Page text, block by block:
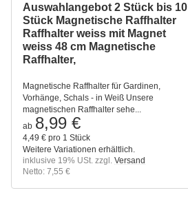
Auswahlangebot 2 Stück bis 10
Stück Magnetische Raffhalter
Raffhalter weiss mit Magnet
weiss 48 cm Magnetische
Raffhalter,
Magnetische Raffhalter für Gardinen,
Vorhänge, Schals - in Weiß Unsere
magnetischen Raffhalter sehe...
ab 8,99 €
4,49 € pro 1 Stück
Weitere Variationen erhältlich.
inklusive 19% USt. zzgl. Versand
Netto: 7,55 €